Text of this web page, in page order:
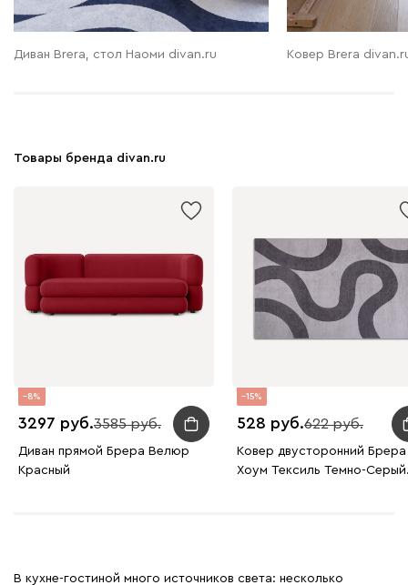
Диван Brera, стол Наоми divan.ru Ковер Brera
Товары бренда divan.ru
8
3297 3585
Диван прямой Брера Велюр
Красный
15
528 622
Ковер двусторонний Брера
Хоум Тексиль Темно-Серый
В кухне-гостиной много источников света: несколько